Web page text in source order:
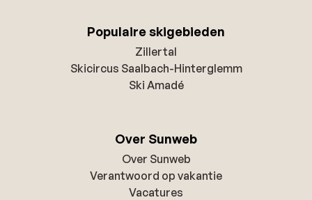
Populaire skigebieden
Zillertal
Skicircus Saalbach-Hinterglemm
Ski Amadé
Over Sunweb
Over Sunweb
Verantwoord op vakantie
Vacatures